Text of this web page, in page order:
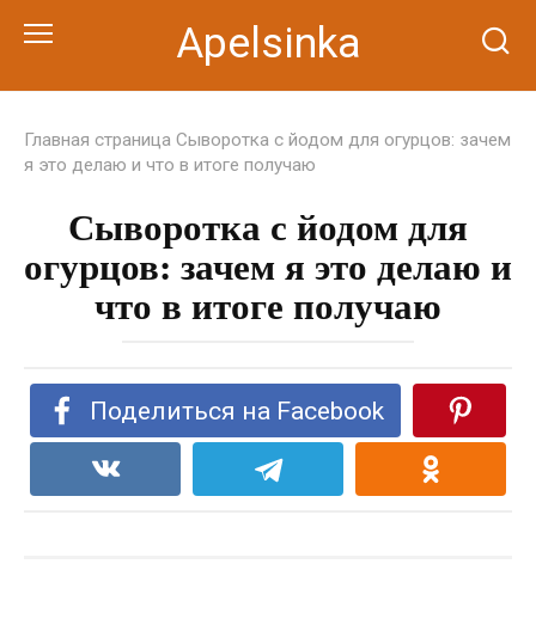
Apelsinka
Главная страница Сыворотка с йодом для огурцов: зачем
я это делаю и что в итоге получаю
Сыворотка с йодом для
огурцов: зачем я это делаю и
что в итоге получаю
Поделиться на Facebook